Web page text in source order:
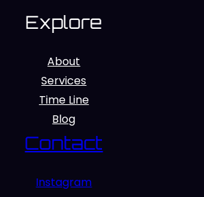
Explore
About
Services
Time Line
Blog
Contact
Instagram